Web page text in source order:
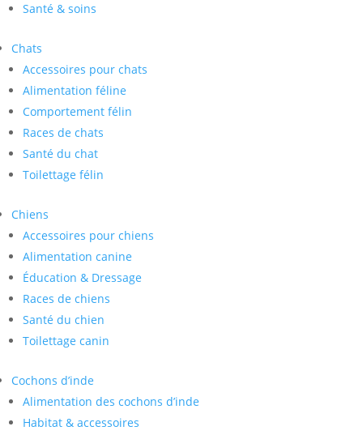
Santé & soins
Chats
Accessoires pour chats
Alimentation féline
Comportement félin
Races de chats
Santé du chat
Toilettage félin
Chiens
Accessoires pour chiens
Alimentation canine
Éducation & Dressage
Races de chiens
Santé du chien
Toilettage canin
Cochons d’inde
Alimentation des cochons d’inde
Habitat & accessoires